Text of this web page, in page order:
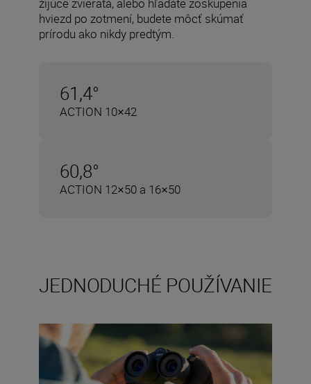
žijúce zvieratá, alebo hľadáte zoskupenia
hviezd po zotmení, budete môcť skúmať
prírodu ako nikdy predtým.
61,4°
ACTION 10×42
60,8°
ACTION 12×50 a 16×50
JEDNODUCHÉ POUŽÍVANIE